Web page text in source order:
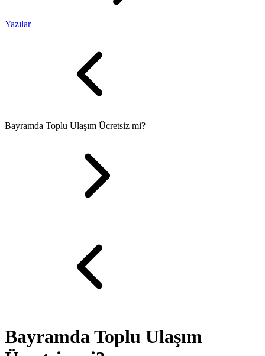
Yazılar
Bayramda Toplu Ulaşım Ücretsiz mi?
Bayramda Toplu Ulaşım